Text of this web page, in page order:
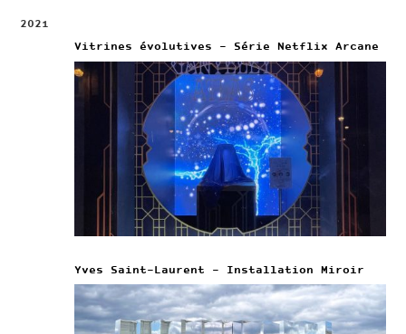
2021
Vitrines évolutives – Série Netflix Arcane
Yves Saint-Laurent – Installation Miroir